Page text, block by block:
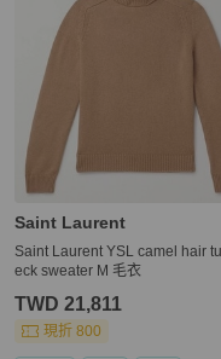
Saint Laurent
Saint Laurent YSL camel hair
eck sweater M 毛衣
TWD 21,811
現折 800